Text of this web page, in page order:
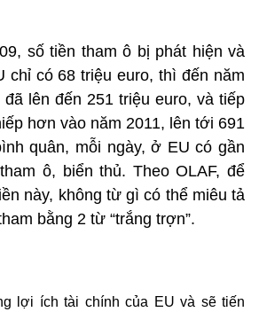
số tiền tham ô bị phát hiện và
chỉ có 68 triệu euro, thì đến năm
lên đến 251 triệu euro, và tiếp
hơn vào năm 2011, lên tới 691
quân, mỗi ngày, ở EU có gần
ô, biển thủ. Theo OLAF, để
này, không từ gì có thể miêu tả
bằng 2 từ “trắng trợn”.
lợi ích tài chính của EU và sẽ tiến